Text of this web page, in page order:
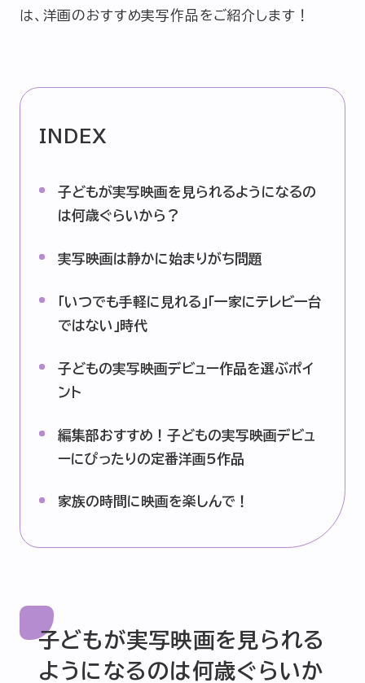
は、洋画のおすすめ実写作品をご紹介します！
INDEX
子どもが実写映画を見られるようになるの
は何歳ぐらいから？
実写映画は静かに始まりがち問題
「いつでも手軽に見れる」「一家にテレビ一台
ではない」時代
子どもの実写映画デビュー作品を選ぶポイ
ント
編集部おすすめ！子どもの実写映画デビュ
ーにぴったりの定番洋画5作品
家族の時間に映画を楽しんで！
子どもが実写映画を見られる
ようになるのは何歳ぐらいか